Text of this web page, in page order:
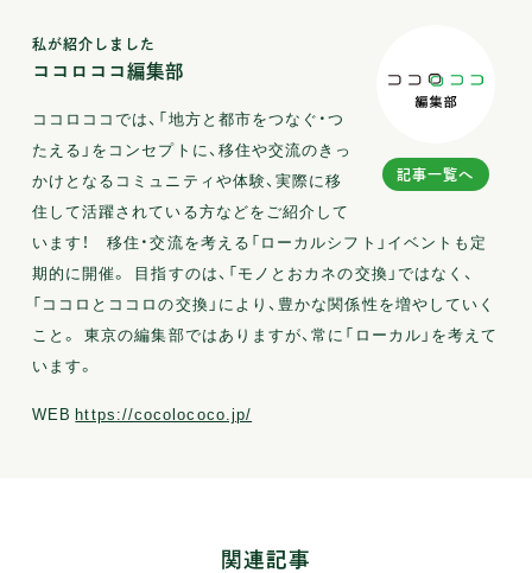
記事一覧へ
私が紹介しました
ココロココ編集部
ココロココでは、「地方と都市をつなぐ・つ
たえる」をコンセプトに、移住や交流のきっ
かけとなるコミュニティや体験、実際に移
住して活躍されている方などをご紹介して
います！ 移住・交流を考える「ローカルシフト」イベントも定
期的に開催。 目指すのは、「モノとおカネの交換」ではなく、
「ココロとココロの交換」により、豊かな関係性を増やしていく
こと。 東京の編集部ではありますが、常に「ローカル」を考えて
います。
WEB https://cocolococo.jp/
関連記事